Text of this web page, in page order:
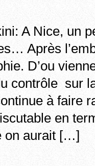
A Nice, un
Après
D’ou
contrôle sur
à faire
en
on aurait […]